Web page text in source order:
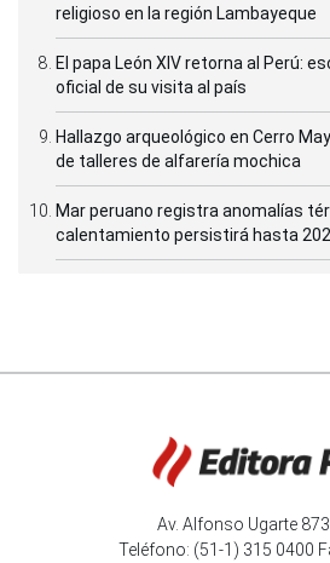
religioso en la región Lambayeque
El papa León XIV retorna al Perú:
oficial de su visita al país
Hallazgo arqueológico en Cerro
de talleres de alfarería mochica
Mar peruano registra anomalías
calentamiento persistirá hasta
Av. Alfonso Ugarte 873
Teléfono: (51-1) 315 0400